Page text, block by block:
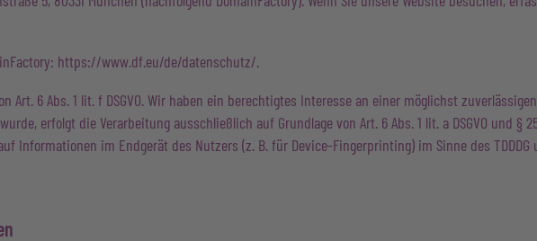
https://www.df.eu/de/datenschutz/.
Art. 6 Abs. 1 lit. f DSGVO. Wir haben ein berechtigtes Interesse an einer möglichst
erfolgt die Verarbeitung ausschließlich auf Grundlage von Art. 6 Abs. 1 lit. a DSGVO und §
Informationen im Endgerät des Nutzers (z. B. für Device-Fingerprinting) im Sinne des